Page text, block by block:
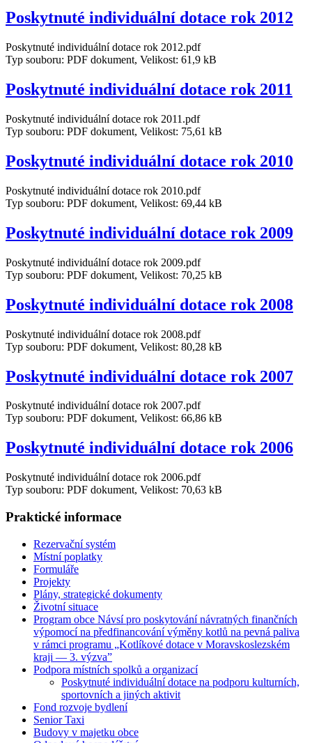
Poskytnuté individuální dotace rok 2012
Poskytnuté individuální dotace rok 2012.pdf
Typ souboru: PDF dokument, Velikost: 61,9 kB
Poskytnuté individuální dotace rok 2011
Poskytnuté individuální dotace rok 2011.pdf
Typ souboru: PDF dokument, Velikost: 75,61 kB
Poskytnuté individuální dotace rok 2010
Poskytnuté individuální dotace rok 2010.pdf
Typ souboru: PDF dokument, Velikost: 69,44 kB
Poskytnuté individuální dotace rok 2009
Poskytnuté individuální dotace rok 2009.pdf
Typ souboru: PDF dokument, Velikost: 70,25 kB
Poskytnuté individuální dotace rok 2008
Poskytnuté individuální dotace rok 2008.pdf
Typ souboru: PDF dokument, Velikost: 80,28 kB
Poskytnuté individuální dotace rok 2007
Poskytnuté individuální dotace rok 2007.pdf
Typ souboru: PDF dokument, Velikost: 66,86 kB
Poskytnuté individuální dotace rok 2006
Poskytnuté individuální dotace rok 2006.pdf
Typ souboru: PDF dokument, Velikost: 70,63 kB
Praktické informace
Rezervační systém
Místní poplatky
Formuláře
Projekty
Plány, strategické dokumenty
Životní situace
Program obce Návsí pro poskytování návratných finančních
výpomocí na předfinancování výměny kotlů na pevná paliva
v rámci programu „Kotlíkové dotace v Moravskoslezském
kraji — 3. výzva”
Podpora místních spolků a organizací
Poskytnuté individuální dotace na podporu kulturních,
sportovních a jiných aktivit
Fond rozvoje bydlení
Senior Taxi
Budovy v majetku obce